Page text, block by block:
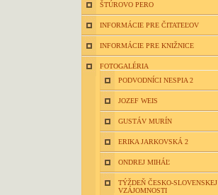
ŠTÚROVO PERO
INFORMÁCIE PRE ČITATEĽOV
INFORMÁCIE PRE KNIŽNICE
FOTOGALÉRIA
PODVODNÍCI NESPIA 2
JOZEF WEIS
GUSTÁV MURÍN
ERIKA JARKOVSKÁ 2
ONDREJ MIHÁĽ
TÝŽDEŇ ČESKO-SLOVENSKEJ
VZÁJOMNOSTI